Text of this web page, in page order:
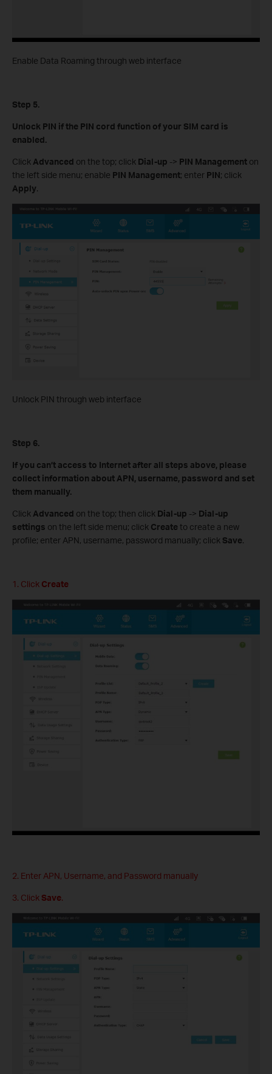
Enable Data Roaming through web interface
Step 5.
Unlock PIN if the PIN cord function of your SIM card is
enabled.
ClickAdvanced on the top; click Dial-up -> PIN Management on
the left side menu; enable PIN Management; enter PIN; click
Apply.
Unlock PIN through web interface
Step 6.
If you can’t access to Internet after all steps above, please
collect information about APN, username, password and set
them manually.
Click Advanced on the top; then click Dial-up -> Dial-up
settings on the left side menu; click Create to create a new
profile; enter APN, username, password manually; click Save.
1. Click Create
2. Enter APN, Username, and Password manually
3. Click Save.